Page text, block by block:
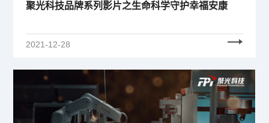
聚光科技品牌系列影片之生命科学守护幸福安康
2021-12-28